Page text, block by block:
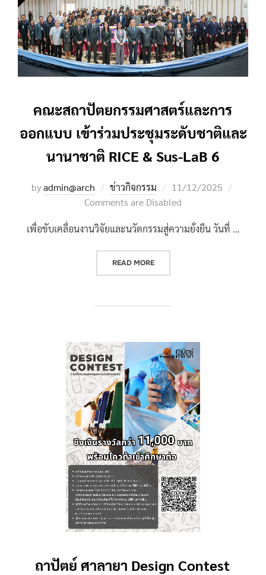
คณะสถาปัตยกรรมศาสตร์และการ
ออกแบบ เข้าร่วมประชุมระดับชาติและ
นานาชาติ RICE & Sus-LaB 6
byadmin@arch ข่าวกิจกรรม
Posted
on
11/12/2025
Comments are Disabled
เพื่อขับเคลื่อนงานวิจัยและนวัตกรรมสู่ความยั่งยืน วันที่ …
READ MORE“คณะสถาปัตยกรรมศาสตร์และการ
ถาปัตย์ ศาลายา Design Contest